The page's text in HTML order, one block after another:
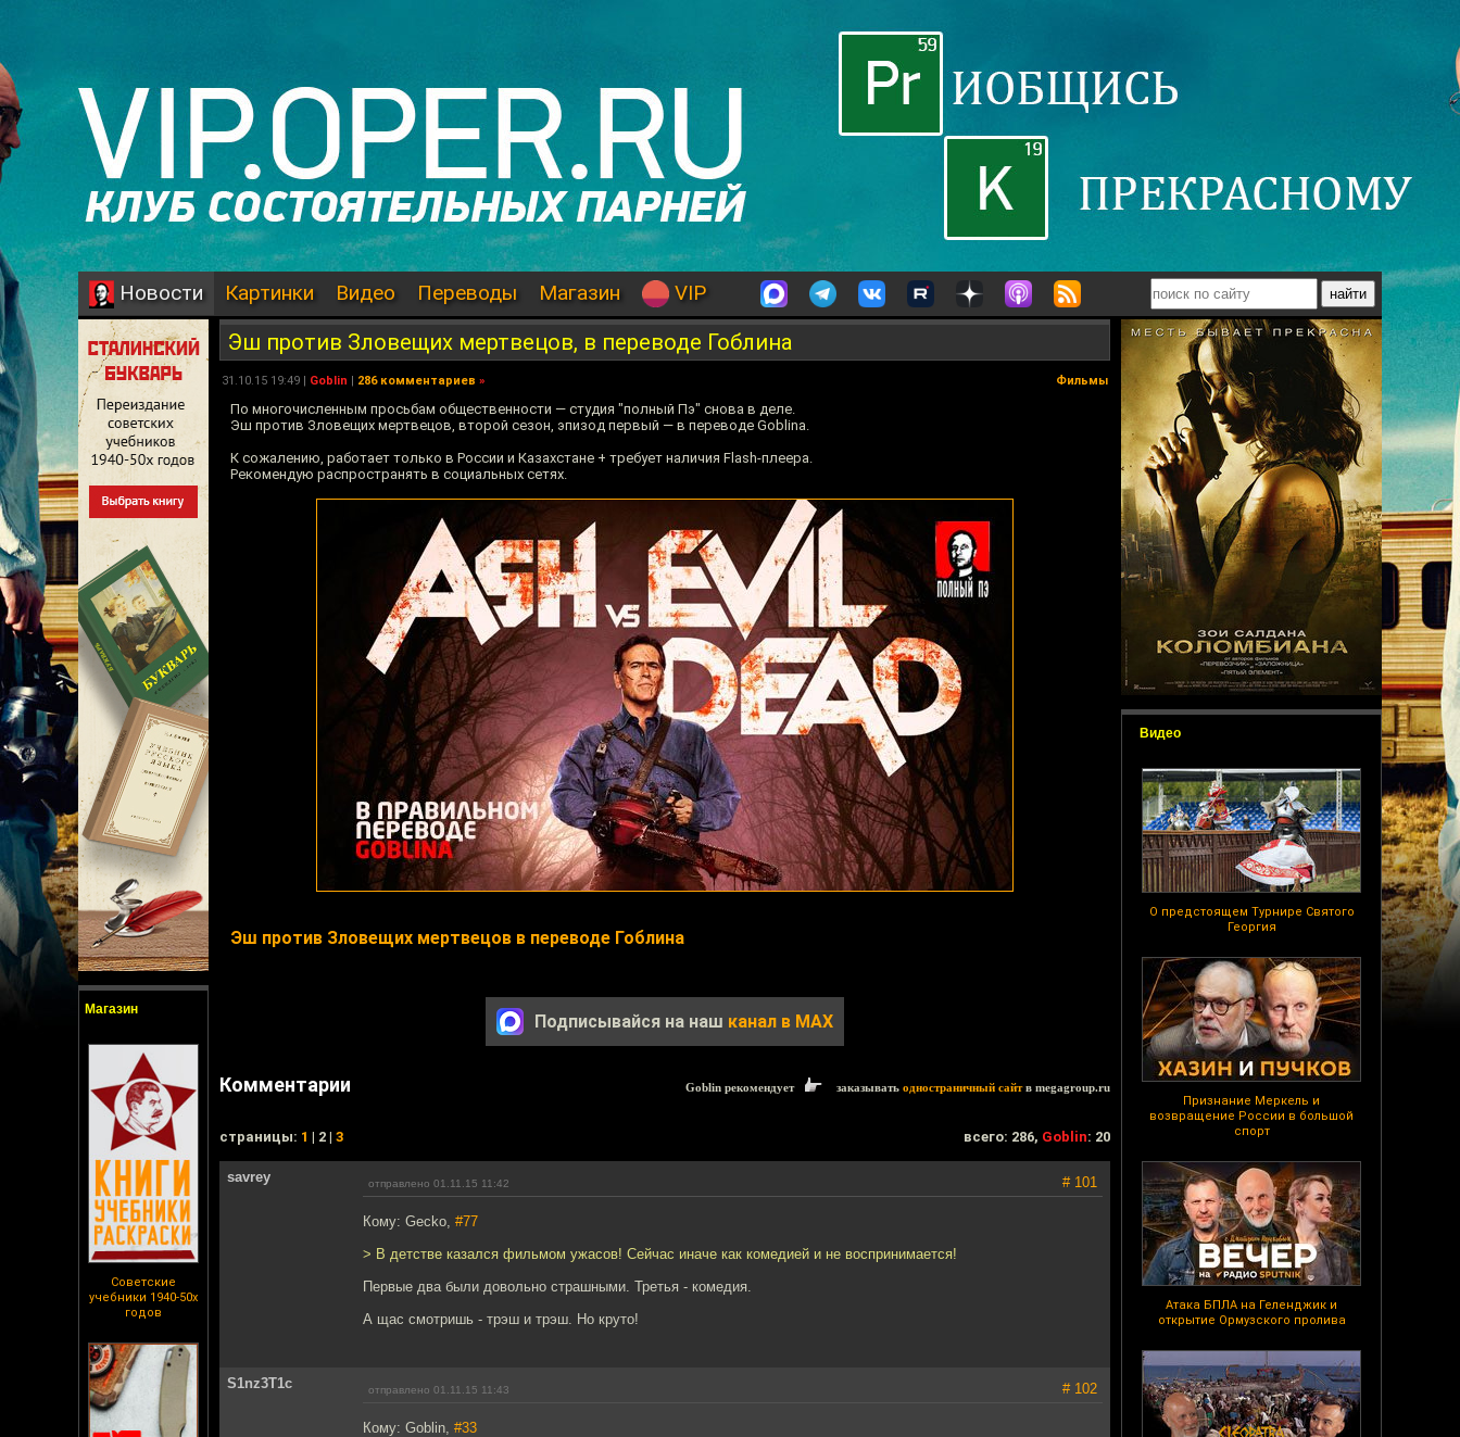
Новости Картинки Видео Переводы Магазин VIP
Магазин
Советские
учебники 1940-50х
годов
Видео
О предстоящем Турнире Святого
Георгия
Признание Меркель и
возвращение России в большой
спорт
Атака БПЛА на Геленджик и
открытие Ормузского пролива
Эш против Зловещих мертвецов, в переводе Гоблина
31.10.15 19:49 | Goblin | 286 комментариев » Фильмы
По многочисленным просьбам общественности — студия "полный Пэ" снова в деле.
Эш против Зловещих мертвецов, второй сезон, эпизод первый — в переводе Goblina.
К сожалению, работает только в России и Казахстане + требует наличия Flash-плеера.
Рекомендую распространять в социальных сетях.
Эш против Зловещих мертвецов в переводе Гоблина
Подписывайся на наш канал в MAX
Комментарии Goblin рекомендует заказывать одностраничный сайтв megagroup.ru
cтраницы: 1 | 2 | 3 всего: 286, Goblin: 20
savrey отправлено 01.11.15 11:42 # 101
Кому: Gecko, #77
> В детстве казался фильмом ужасов! Сейчас иначе как комедией и не воспринимается!
Первые два были довольно страшными. Третья - комедия.
А щас смотришь - трэш и трэш. Но круто!
S1nz3T1c отправлено 01.11.15 11:43 # 102
Кому: Goblin, #33